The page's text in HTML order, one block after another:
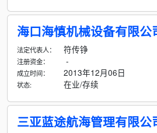
海口海慎机械设备有限公
法定代表人： 符传铮
注册资金： -
成立时间： 2013年12月06日
状态: 在业/存续
三亚蓝途航海管理有限公